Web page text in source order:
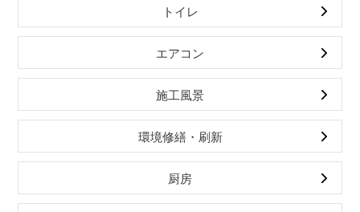
トイレ
エアコン
施工風景
環境修繕・刷新
厨房